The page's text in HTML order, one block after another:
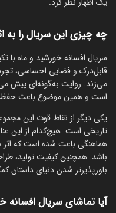
یک اظهار نظر کرد.
چه چیزی این سریال را به
سریال افسانه خورشید و ماه
قابل‌درک و فضایی احساسی،
می‌زند. روایت به‌گونه‌ای پیش
است و همین موضوع باعث حفظ
یکی دیگر از نقاط قوت این
تاریخی است. هیچ‌کدام از این
هماهنگی باعث شده است که اثر
باشد. همچنین کیفیت تولید،
باورپذیرتر شدن دنیای داستان
آیا تماشای سریال افسانه